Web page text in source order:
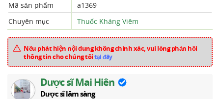
Mã sản phẩm
a1369
Chuyên mục
Thuốc Kháng Viêm
Nếu phát hiện nội dung không chính xác, vui lòng phản hồi
thông tin cho chúng tôitại đây
Dược sĩ Mai Hiên
Dược sĩ lâm sàng